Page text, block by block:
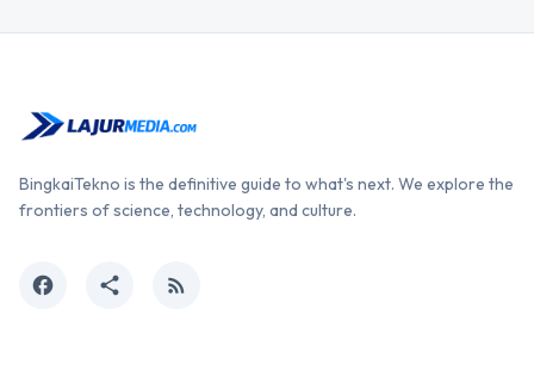
BingkaiTekno is the definitive guide to what's next. We explore the
frontiers of science, technology, and culture.
facebook share rss_feed